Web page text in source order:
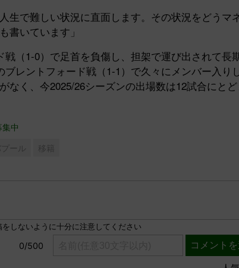
生で難しい状況に直面します。その状況をどうマ
書いています」
（1-0）で足首を負傷し、担架で運び出されて長
レントフォード戦（1-1）で久々にメンバー入り
なく、今2025/26シーズンの出場数は12試合にと
中
ール 移籍